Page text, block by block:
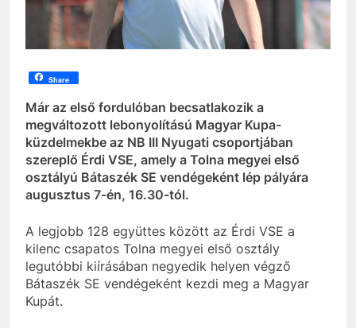
Share
Már az első fordulóban becsatlakozik a
megváltozott lebonyolítású Magyar Kupa-
küzdelmekbe az NB III Nyugati csoportjában
szereplő Érdi VSE, amely a Tolna megyei első
osztályú Bátaszék SE vendégeként lép pályára
augusztus 7-én, 16.30-tól.
A legjobb 128 együttes között az Érdi VSE a
kilenc csapatos Tolna megyei első osztály
legutóbbi kiírásában negyedik helyen végző
Bátaszék SE vendégeként kezdi meg a Magyar
Kupát.